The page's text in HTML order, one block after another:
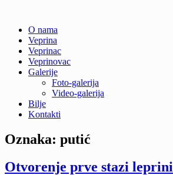
content
Veprina
Veprina(c)
O nama
Veprina
Veprinac
Veprinovac
Galerije
Foto-galerija
Video-galerija
Bilje
Kontakti
Oznaka: putić
Otvorenje prve stazi leprini